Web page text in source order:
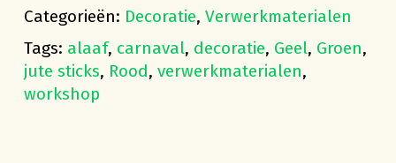
Categorieën: Decoratie, Verwerkmaterialen
Tags: alaaf, carnaval, decoratie, Geel, Groen,
jute sticks, Rood, verwerkmaterialen,
workshop